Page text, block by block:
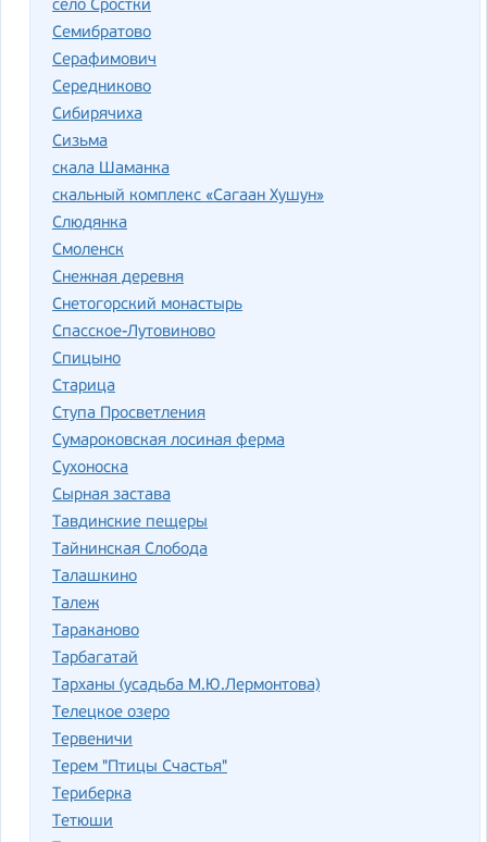
село Сростки
Семибратово
Серафимович
Середниково
Сибирячиха
Сизьма
скала Шаманка
скальный комплекс «Сагаан Хушун»
Слюдянка
Смоленск
Снежная деревня
Снетогорский монастырь
Спасское-Лутовиново
Спицыно
Старица
Ступа Просветления
Сумароковская лосиная ферма
Сухоноска
Сырная застава
Тавдинские пещеры
Тайнинская Слобода
Талашкино
Талеж
Тараканово
Тарбагатай
Тарханы (усадьба М.Ю.Лермонтова)
Телецкое озеро
Тервеничи
Терем "Птицы Счастья"
Териберка
Тетюши